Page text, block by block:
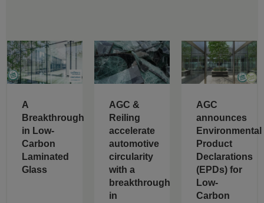
A
Breakthrough
in Low-
Carbon
Laminated
Glass
AGC &
Reiling
accelerate
automotive
circularity
with a
breakthrough
in
AGC
announces
Environmental
Product
Declarations
(EPDs) for
Low-
Carbon